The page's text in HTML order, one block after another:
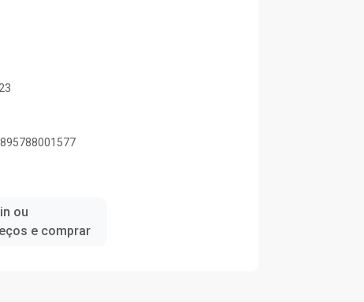
ou
e comprar